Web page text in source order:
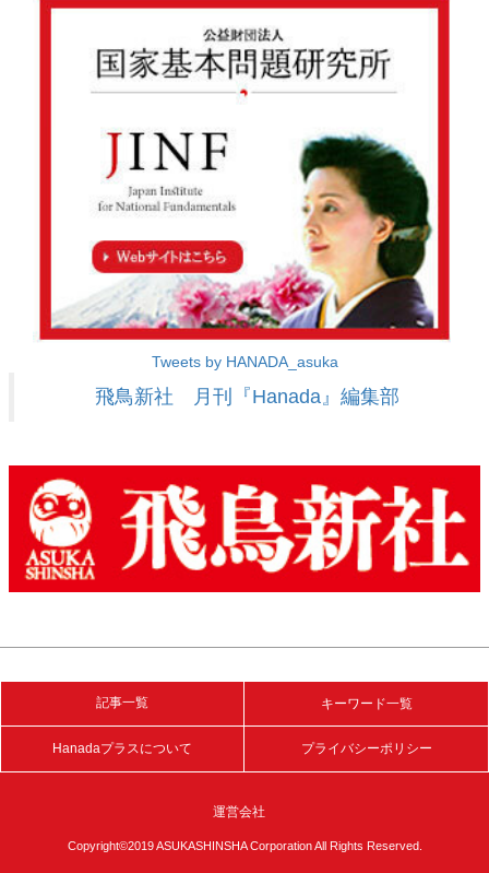
Tweets by HANADA_asuka
飛鳥新社 月刊『Hanada』編集部
記事一覧 キーワード一覧
Hanadaプラスについて プライバシーポリシー
運営会社
Copyright©2019 ASUKASHINSHA Corporation All Rights Reserved.